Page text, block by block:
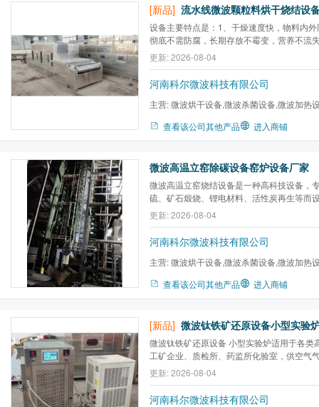
[新品]
设备主要特点是：1、干燥速度快，物料内
彻底不需防腐，长期存放不霉变，营养不流
香、味。3、微波烘干设备比其它设备烘干
它电设备节省电40%。4、微波设备体积小
作方便是当前理想的烘干设备。
更新: 2026-08-04
河南科尔微波科技有限公司
主营:微波烘干设备,微波杀菌设备,微波加热
查看该公司其他产品 进入商铺
微波高温立窑除碳设备窑炉设备厂家
微波高温立窑烧结设备是一种高科技设备，
硫、矿石煅烧、锂电材料、活性炭再生等而
热技术，使得物料在极短的时间内达到所需
gao效、节能等显著优点。微波高温立窑的
促进物料内部的化学反应，使得物料在高温
转...
更新: 2026-08-04
河南科尔微波科技有限公司
主营:微波烘干设备,微波杀菌设备,微波加热
查看该公司其他产品 进入商铺
[新品] 微波钛铁矿还原设备小型实验
微波钛铁矿还原设备 小型实验炉适用于各类
工矿企业、质检所、药监所化验室，供空气
下金属、陶瓷的烧结、煅烧、焙烧和小型工
烘干、热处理。
更新: 2026-08-04
河南科尔微波科技有限公司